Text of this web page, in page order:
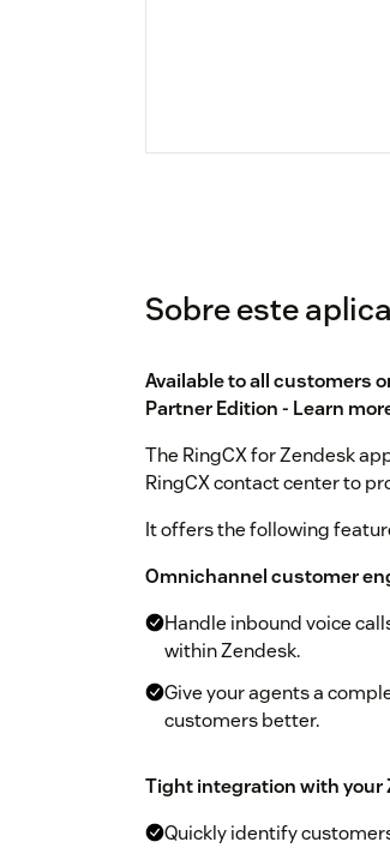
Sobre este
Available to all customers
Partner Edition - Learn
The RingCX for Zendesk
RingCX contact center to
It offers the following
Omnichannel customer
Handle inbound voice
within Zendesk.
Give your agents a
customers better.
Tight integration with your
Quickly identify